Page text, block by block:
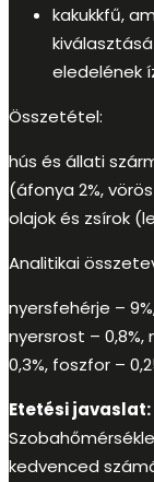
kakukkfű,
eledelének
Összetétel:
hús és állati
(áfonya 2%,
olajok és zsírok
Analitikai
nyersfehérje –
nyersrost –
0,3%, foszfor –
Etetési javaslat:
kedvenced